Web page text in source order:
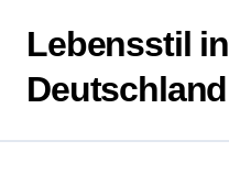
Inhalt
springen
Lebensstil in
Deutschland